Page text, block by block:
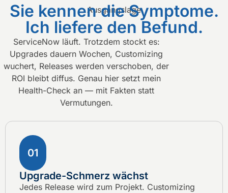
Ausgangslage
Sie kennen die Symptome.
Ich liefere den Befund.
ServiceNow läuft. Trotzdem stockt es:
Upgrades dauern Wochen, Customizing
wuchert, Releases werden verschoben, der
ROI bleibt diffus. Genau hier setzt mein
Health-Check an — mit Fakten statt
Vermutungen.
01
Upgrade-Schmerz wächst
Jedes Release wird zum Projekt. Customizing